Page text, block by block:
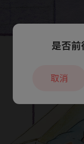
本章节仅
是否
取消